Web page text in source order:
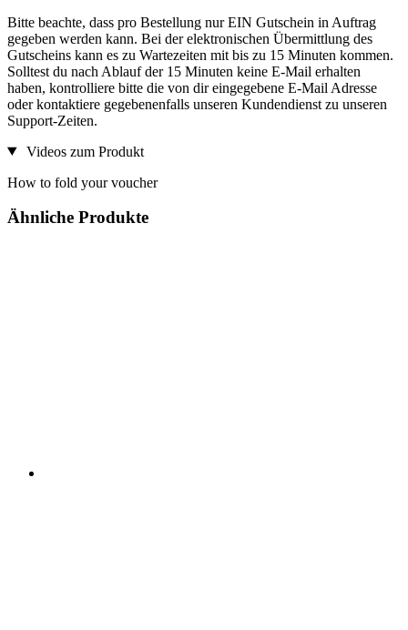
Bitte beachte, dass pro Bestellung nur EIN Gutschein in Auftrag
gegeben werden kann. Bei der elektronischen Übermittlung des
Gutscheins kann es zu Wartezeiten mit bis zu 15 Minuten kommen.
Solltest du nach Ablauf der 15 Minuten keine E-Mail erhalten
haben, kontrolliere bitte die von dir eingegebene E-Mail Adresse
oder kontaktiere gegebenenfalls unseren Kundendienst zu unseren
Support-Zeiten.
Videos zum Produkt
How to fold your voucher
Ähnliche Produkte